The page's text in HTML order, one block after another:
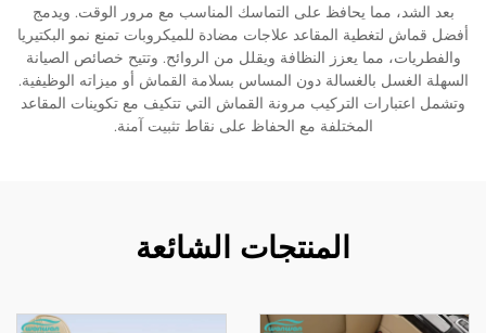
بعد الشد، مما يحافظ على التماسك المناسب مع مرور الوقت. ويدمج
أفضل قماش لتغطية المقاعد علاجات مضادة للميكروبات تمنع نمو البكتيريا
والفطريات، مما يعزز النظافة ويقلل من الروائح. وتتيح خصائص الصيانة
السهلة الغسل بالغسالة دون المساس بسلامة القماش أو ميزاته الوظيفية.
وتشمل اعتبارات التركيب مرونة القماش التي تتكيف مع تكوينات المقاعد
المختلفة مع الحفاظ على نقاط تثبيت آمنة.
المنتجات الشائعة